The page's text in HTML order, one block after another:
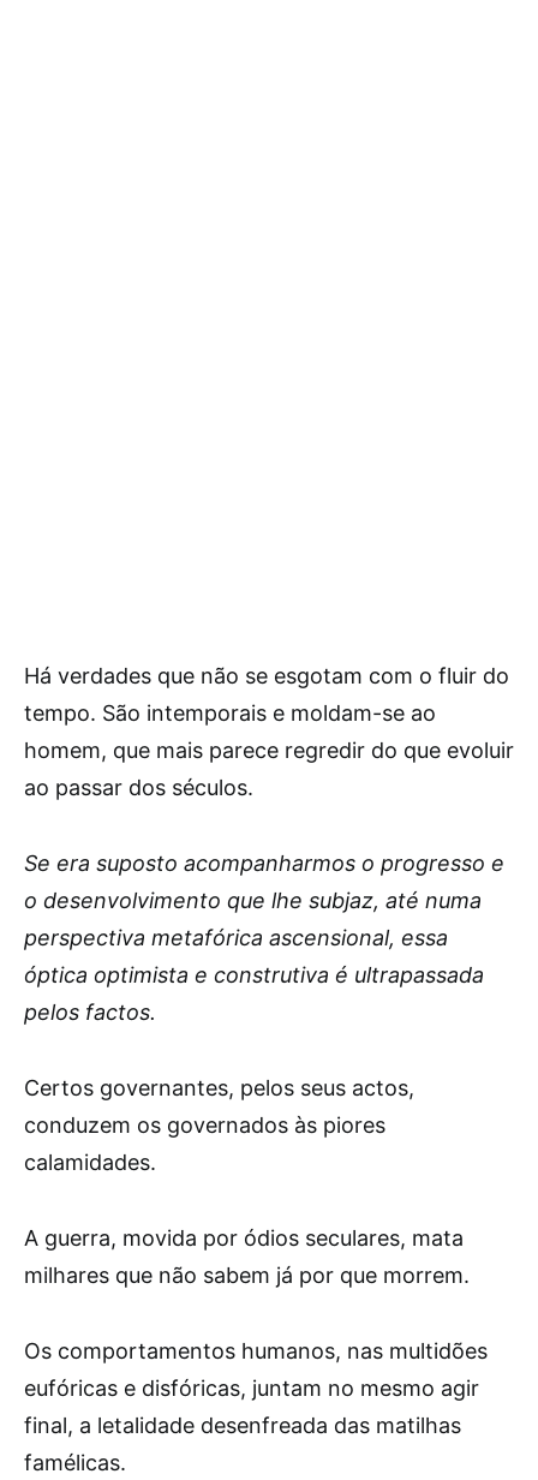
Há verdades que não se esgotam com o fluir do
tempo. São intemporais e moldam-se ao
homem, que mais parece regredir do que evoluir
ao passar dos séculos.
Se era suposto acompanharmos o progresso e
o desenvolvimento que lhe subjaz, até numa
perspectiva metafórica ascensional, essa
óptica optimista e construtiva é ultrapassada
pelos factos.
Certos governantes, pelos seus actos,
conduzem os governados às piores
calamidades.
A guerra, movida por ódios seculares, mata
milhares que não sabem já por que morrem.
Os comportamentos humanos, nas multidões
eufóricas e disfóricas, juntam no mesmo agir
final, a letalidade desenfreada das matilhas
famélicas.